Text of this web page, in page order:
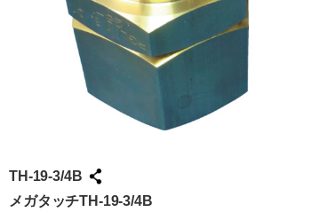
TH-19-3/4B
メガタッチTH-19-3/4B